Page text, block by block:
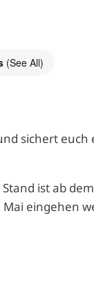
(See All)
sichert
ist ab
eingehen